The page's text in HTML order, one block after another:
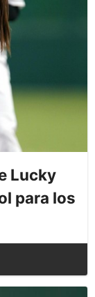
Lucky
para los